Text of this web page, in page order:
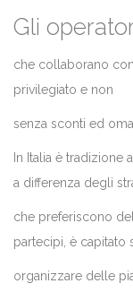
Gli
che collaborano
privilegiato e non
senza sconti ed
In Italia è tradizione
a differenza degli
che preferiscono
partecipi, è capitato
organizzare delle